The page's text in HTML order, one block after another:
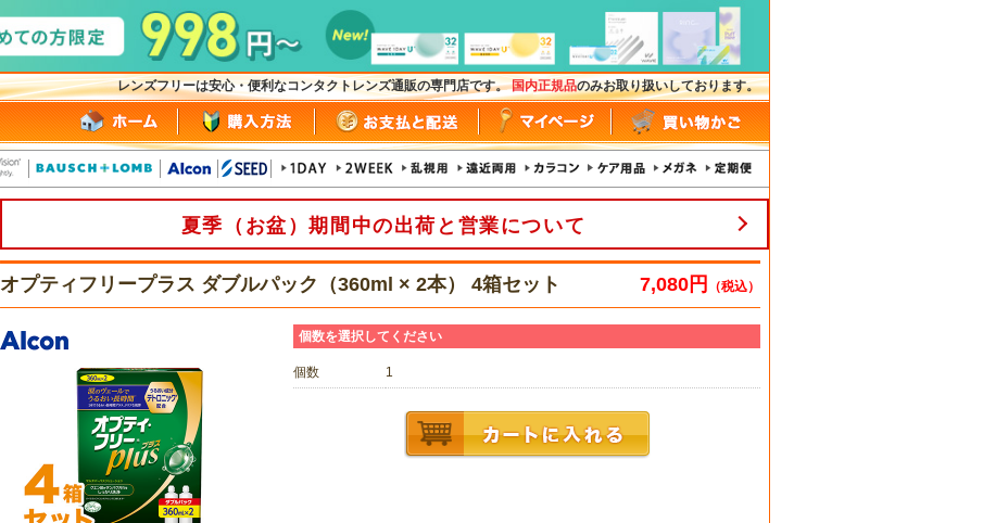
レンズフリーは安心・便利なコンタクトレンズ通販の専門店です。国内正規品のみお取り扱いしております。
夏季（お盆）期間中の出荷と営業について
オプティフリープラス ダブルパック（360ml × 2本） 4箱セット 7,080円 （税込）
個数を選択してください
個数 1